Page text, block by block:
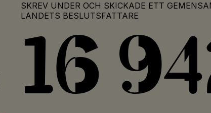
SKREV UNDER OCH SKICKADE ETT
LANDETS BESLUTSFATTARE
16